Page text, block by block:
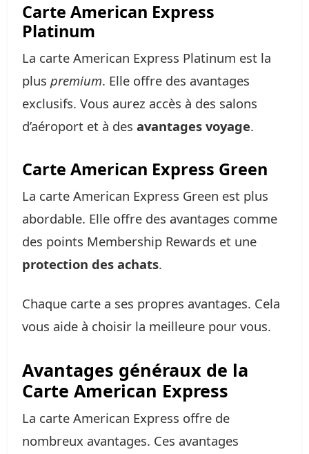
Carte American Express
Platinum
La carte American Express Platinum est la
plus premium. Elle offre des avantages
exclusifs. Vous aurez accès à des salons
d’aéroport et à des avantages voyage.
Carte American Express Green
La carte American Express Green est plus
abordable. Elle offre des avantages comme
des points Membership Rewards et une
protection des achats.
Chaque carte a ses propres avantages. Cela
vous aide à choisir la meilleure pour vous.
Avantages généraux de la
Carte American Express
La carte American Express offre de
nombreux avantages. Ces avantages